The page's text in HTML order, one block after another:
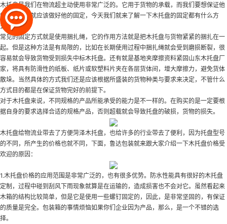
木托盘是我们在物流超主动使用非常广泛的。它用于货物的承载，而我们要想保证他
的运输安全就应该做好他的固定，今天我们就来了解一下木托盘的固定都有什么方
式。
常见的固定方式就是使用捆扎绳，它的作用方法就是把木托盘与货物紧紧的捆扎在一
起。但是这种方法是有局限的，比如在长期使用过程中捆扎绳就会受到磨损断裂，很
容易就会导致货物受到损失中标木托盘。还有就是基地夹摩擦资料紧固山东木托盘厂
家 ，将具有防滑性的纸板、纸片或软塑料片夹在各层货体间，增大摩擦力，避免货体
散垛。当然具体的方式我们还是应该根据所盛装的货物种类与要求来决定，不管什么
方式目的都是在保证货物完好的前提下。
对于木托盘来说，不同规格的产品所能承受的能力是不一样的。在购买的是一定要根
据自身的要求选择合适的规格产品，否则超载就会导致托盘的破损，货物的损失。
木托盘给物流业带去了方便菏泽木托盘，也给许多的行业带去了便利，因为托盘型号
的不同，所产生的价格也就不同，下面，鲁达包装就来跟大家介绍一下木托盘价格受
欢迎的原因：
1.木托盘价格的应用范围是非常广泛的，也有很多优势。防水性能具有很好的木托盘
定制 ，过程中碰到刮风下雨现象就算是在运输的，造成损害也不会对它。虽然看起来
木箱的结构比较简单，但是它是使用一些螺钉固定的，因此，是非常坚固的，有保证
的质量是完全。包装箱的事情烦恼如果你们企业因为产品，那么，是一个不错的选
择。